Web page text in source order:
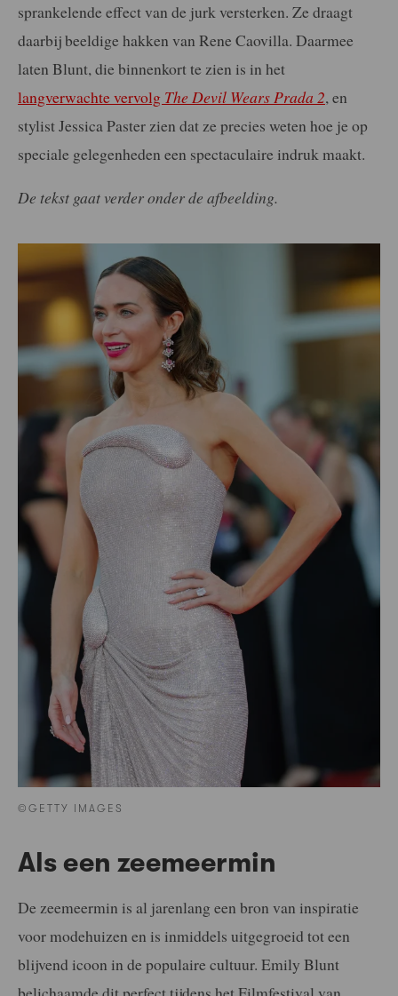
sprankelende effect van de jurk versterken. Ze draagt
daarbij beeldige hakken van Rene Caovilla. Daarmee
laten Blunt, die binnenkort te zien is in het
langverwachte vervolg The Devil Wears Prada 2, en
stylist Jessica Paster zien dat ze precies weten hoe je op
speciale gelegenheden een spectaculaire indruk maakt.
De tekst gaat verder onder de afbeelding.
©GETTY IMAGES
Als een zeemeermin
De zeemeermin is al jarenlang een bron van inspiratie
voor modehuizen en is inmiddels uitgegroeid tot een
blijvend icoon in de populaire cultuur. Emily Blunt